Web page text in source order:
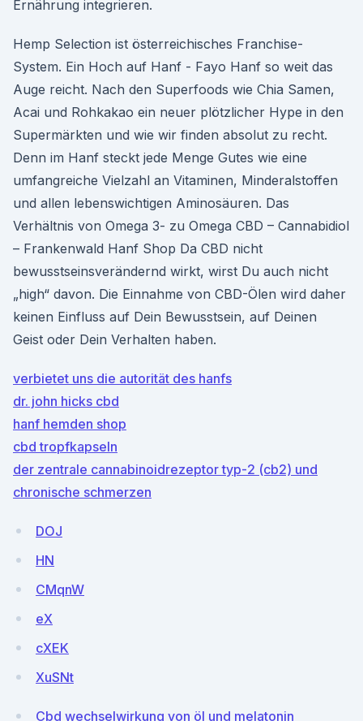
Ernährung integrieren.
Hemp Selection ist österreichisches Franchise-
System. Ein Hoch auf Hanf - Fayo Hanf so weit das
Auge reicht. Nach den Superfoods wie Chia Samen,
Acai und Rohkakao ein neuer plötzlicher Hype in den
Supermärkten und wie wir finden absolut zu recht.
Denn im Hanf steckt jede Menge Gutes wie eine
umfangreiche Vielzahl an Vitaminen, Minderalstoffen
und allen lebenswichtigen Aminosäuren. Das
Verhältnis von Omega 3- zu Omega CBD – Cannabidiol
– Frankenwald Hanf Shop Da CBD nicht
bewusstseinsverändernd wirkt, wirst Du auch nicht
„high“ davon. Die Einnahme von CBD-Ölen wird daher
keinen Einfluss auf Dein Bewusstsein, auf Deinen
Geist oder Dein Verhalten haben.
verbietet uns die autorität des hanfs
dr. john hicks cbd
hanf hemden shop
cbd tropfkapseln
der zentrale cannabinoidrezeptor typ-2 (cb2) und
chronische schmerzen
DOJ
HN
CMqnW
eX
cXEK
XuSNt
Cbd wechselwirkung von öl und melatonin